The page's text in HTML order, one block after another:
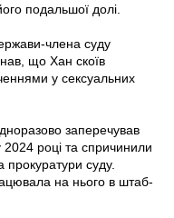
подальшої долі.
члена суду
що Хан скоїв
у сексуальних
заперечував
році та спричинили
прокуратури суду.
на нього в штаб-